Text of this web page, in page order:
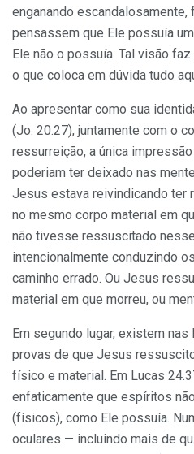
enganando escandalosamente,
pensassem que Ele possuía
Ele não o possuía. Tal visão
o que coloca em dúvida tudo
Ao apresentar como sua
(Jo. 20.27), juntamente com o
ressurreição, a única
poderiam ter deixado nas
Jesus estava reivindicando ter
no mesmo corpo material em
não tivesse ressuscitado
intencionalmente conduzindo
caminho errado. Ou Jesus
material em que morreu, ou
Em segundo lugar, existem
provas de que Jesus
físico e material. Em Lucas
enfaticamente que espíritos
(físicos), como Ele possuía.
oculares — incluindo mais de